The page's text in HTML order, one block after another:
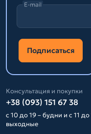
E-mail
Подписаться
Консультация и покупки
+38 (093) 151 67 38
с 10 до 19 – будни и с 11 до
выходные